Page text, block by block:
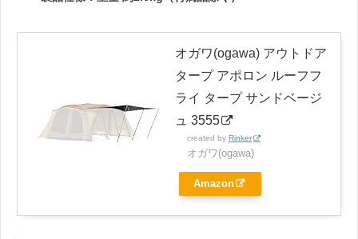
オガワ(ogawa) アウトドア
タープ アポロン ルーフフ
ライ タープ サンドベージ
ュ 3555
created by Rinker
オガワ(ogawa)
Amazon